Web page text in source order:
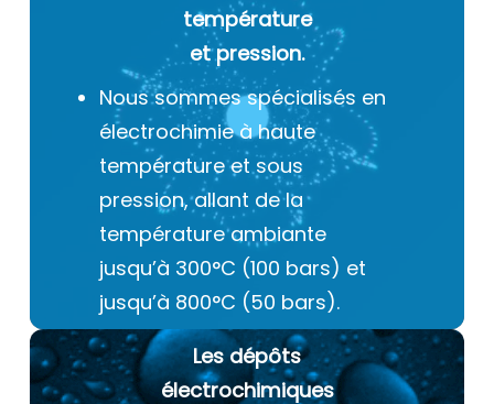
température
et pression.
Nous sommes spécialisés en
électrochimie à haute
température et sous
pression, allant de la
température ambiante
jusqu’à 300°C (100 bars) et
jusqu’à 800°C (50 bars).
Les dépôts
électrochimiques